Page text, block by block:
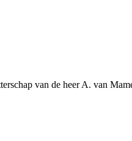
van de heer A. van